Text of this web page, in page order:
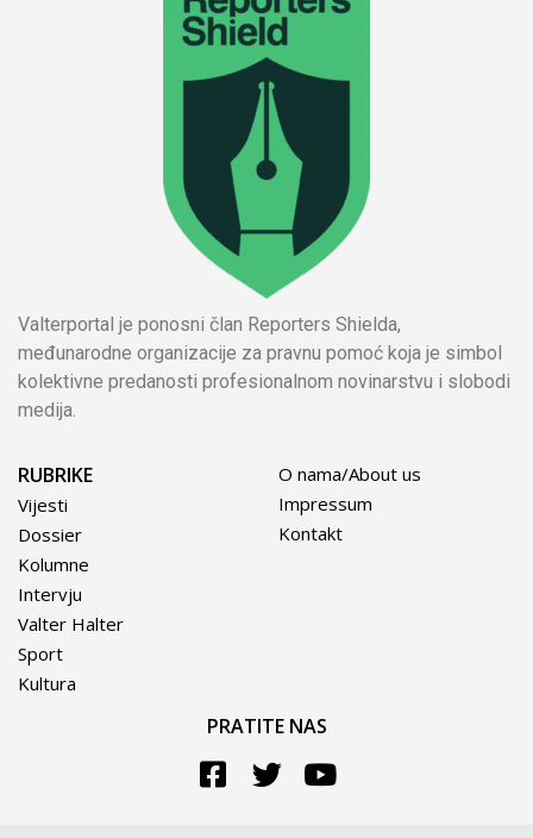
Valterportal je ponosni član Reporters Shielda,
međunarodne organizacije za pravnu pomoć koja je simbol
kolektivne predanosti profesionalnom novinarstvu i slobodi
medija.
RUBRIKE
Vijesti
Dossier
Kolumne
Intervju
Valter Halter
Sport
Kultura
O nama/About us
Impressum
Kontakt
PRATITE NAS